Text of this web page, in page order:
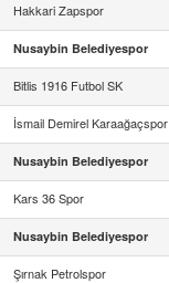
Hakkari Zapspor
Nusaybin Belediyespor
Bitlis 1916 Futbol SK
İsmail Demirel Karaağaçspor
Nusaybin Belediyespor
Kars 36 Spor
Nusaybin Belediyespor
Şırnak Petrolspor